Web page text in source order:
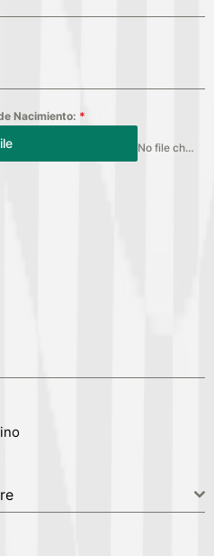
Nacimiento: *
No file chosen